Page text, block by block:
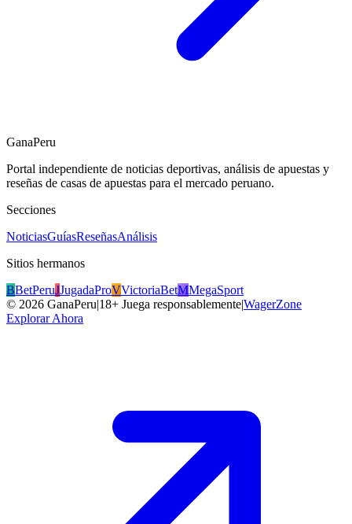
GanaPeru
Portal independiente de noticias deportivas, análisis de apuestas y
reseñas de casas de apuestas para el mercado peruano.
Secciones
NoticiasGuíasReseñasAnálisis
Sitios hermanos
BBetPeruJJugadaProVVictoriaBetMMegaSport
© 2026 GanaPeru|18+ Juega responsablemente|WagerZone
Explorar Ahora